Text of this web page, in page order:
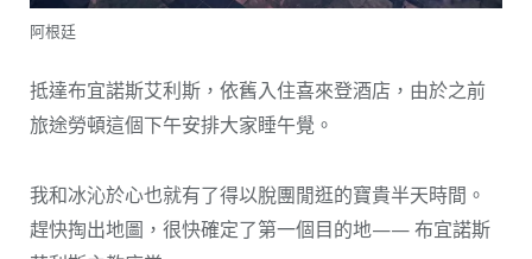
阿根廷
抵達布宜諾斯艾利斯，依舊入住喜來登酒店，由於之前
旅途勞頓這個下午安排大家睡午覺。
我和冰沁於心也就有了得以脫團閒逛的寶貴半天時間。
趕快掏出地圖，很快確定了第一個目的地—— 布宜諾斯